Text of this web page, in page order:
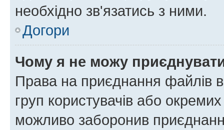
необхідно зв'язатись з ними.
Догори
Чому я не можу
Права на приєднання файлів
груп користувачів або
можливо заборонив